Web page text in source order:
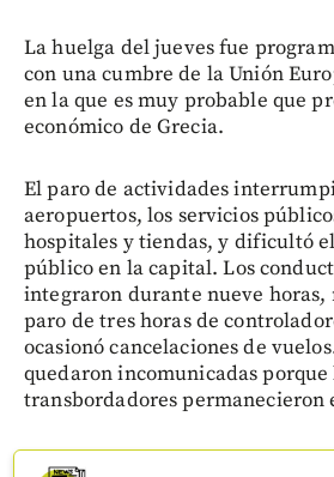
La huelga del jueves fue
con una cumbre de la Unión
en la que es muy probable que
económico de Grecia.
El paro de actividades
aeropuertos, los servicios
hospitales y tiendas, y dificultó
público en la capital. Los
integraron durante nueve horas,
paro de tres horas de
ocasionó cancelaciones de
quedaron incomunicadas porque
transbordadores permanecieron